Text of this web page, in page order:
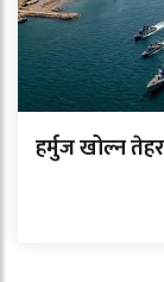
हर्मुज खोल्न